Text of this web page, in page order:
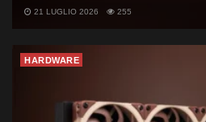
21 LUGLIO 2026 255
HARDWARE